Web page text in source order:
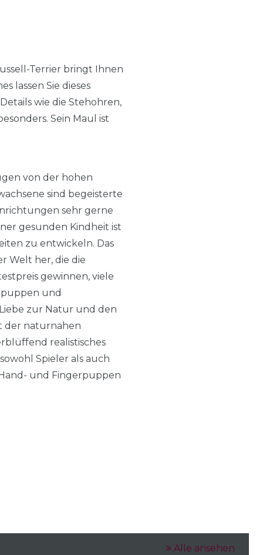
Terrier bringt Ihnen
lassen Sie dieses
wie die Stehohren,
Sein Maul ist
von der hohen
sind begeisterte
sehr gerne
gesunden Kindheit ist
zu entwickeln. Das
Welt her, die die
gewinnen, viele
und
zur Natur und den
der naturnahen
realistisches
Spieler als auch
und Fingerpuppen
Alle ansehen